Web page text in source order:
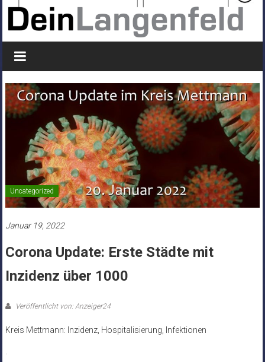
Uncategorized
Januar 19, 2022
Corona Update: Erste Städte mit
Inzidenz über 1000
Veröffentlicht von: Anzeiger24
Kreis Mettmann: Inzidenz, Hospitalisierung, Infektionen
.